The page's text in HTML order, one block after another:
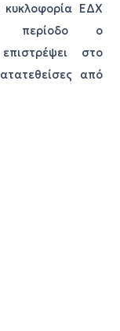
ΕΔΧ
περίοδο ο
στο
από